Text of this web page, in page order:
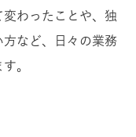
わったことや、独
方など、日々の業務
。